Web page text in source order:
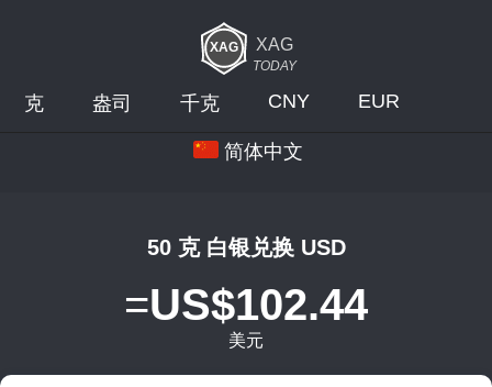
XAG
TODAY
克 盎司 千克 CNY EUR
简体中文
50 克 白银兑换 USD
=US$102.44
美元